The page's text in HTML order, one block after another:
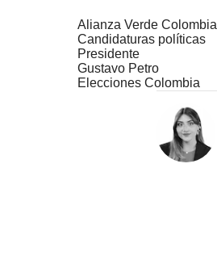
Alianza Verde Colombia
Candidaturas políticas
Presidente
Gustavo Petro
Elecciones Colombia